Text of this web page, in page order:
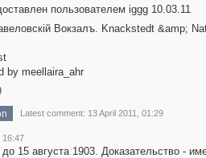
пользователем iggg 10.03.11
Вокзалъ. Knackstedt &amp;
by meellaira_ahr
Latest comment: 13 April 2011, 01:29
16:47
15 августа 1903. Доказательство -